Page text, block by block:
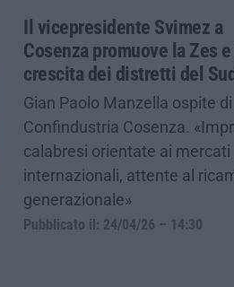
Il vicepresidente Svimez a
Cosenza promuove la Zes
crescita dei distretti del Sud
Gian Paolo Manzella ospite di
Confindustria Cosenza.
calabresi orientate ai mercati
internazionali, attente al
generazionale»
Pubblicato il: 24/04/26 – 14:30